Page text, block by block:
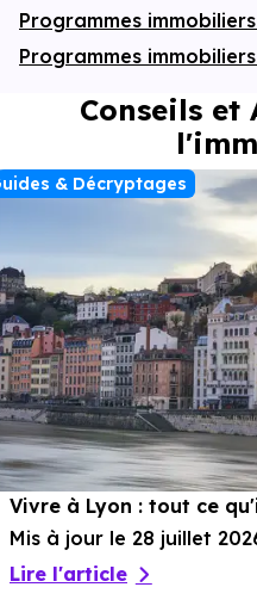
Programmes
Programmes
Conseils et
& Décryptages
Vivre à Lyon : tout ce
Mis à jour le 28 juillet
Lire l'article